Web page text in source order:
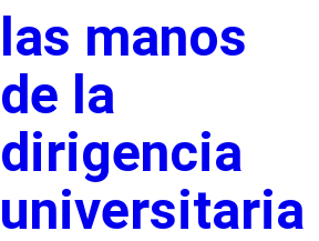
las manos
de la
dirigencia
universitaria